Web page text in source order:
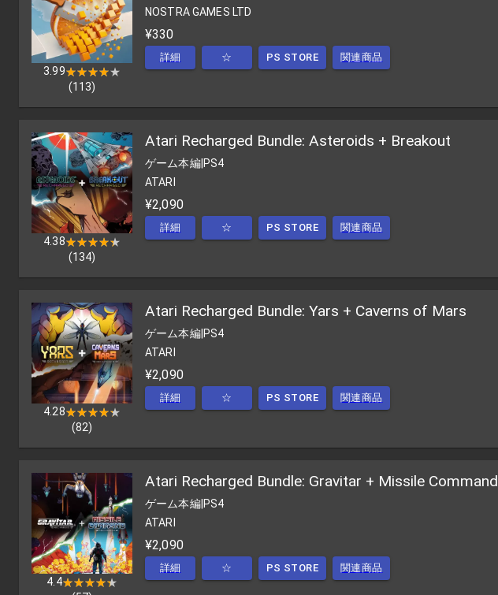
3.99★★★★★
★★★★★
(113)
NOSTRA GAMES LTD
¥330
詳細 ☆ PS STORE 関連商品
4.38★★★★★
★★★★★
(134)
Atari Recharged Bundle: Asteroids + Breakout
ゲーム本編|PS4
ATARI
¥2,090
詳細 ☆ PS STORE 関連商品
4.28★★★★★
★★★★★
(82)
Atari Recharged Bundle: Yars + Caverns of Mars
ゲーム本編|PS4
ATARI
¥2,090
詳細 ☆ PS STORE 関連商品
4.4★★★★★
★★★★★
Atari Recharged Bundle: Gravitar + Missile Command
ゲーム本編|PS4
ATARI
¥2,090
詳細 ☆ PS STORE 関連商品